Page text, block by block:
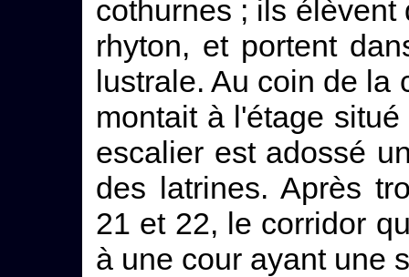
cothurnes ; ils
rhyton, et portent
lustrale. Au coin de la
montait à l'étage
escalier est adossé
des latrines. Après
21 et 22, le corridor
à une cour ayant une